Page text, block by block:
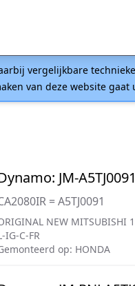
vergelijkbare
van deze website
JM-A5TJ0091
= A5TJ0091
NEW MITSUBISHI
IG-C-FR
op: HONDA